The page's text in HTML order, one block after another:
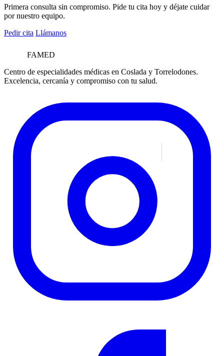
Primera consulta sin compromiso. Pide tu cita hoy y déjate cuidar
por nuestro equipo.
Pedir cita Llámanos
FAMED
Centro de especialidades médicas en Coslada y Torrelodones.
Excelencia, cercanía y compromiso con tu salud.